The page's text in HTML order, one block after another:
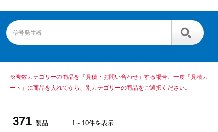
※複数カテゴリーの商品を「見積・お問い合わせ」する場合、一度「見積カ
ート」に商品を入れてから、別カテゴリーの商品をご選択ください。
371 製品 1～10件を表示